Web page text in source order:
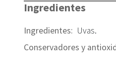
Ingredientes
Ingredientes: Uvas.
Conservadores y